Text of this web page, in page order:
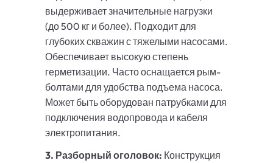
выдерживает значительные нагрузки
(до 500 кг и более). Подходит для
глубоких скважин с тяжелыми насосами.
Обеспечивает высокую степень
герметизации. Часто оснащается рым-
болтами для удобства подъема насоса.
Может быть оборудован патрубками для
подключения водопровода и кабеля
электропитания.
3. Разборный оголовок: Конструкция